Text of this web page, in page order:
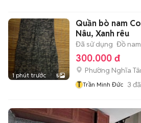
1 phút trước 5
Quần bò nam
Nâu, Xanh rêu
Đã sử dụng Đồ nam
300.000 đ
Phường Nghĩa
T Trần Minh Đức 3